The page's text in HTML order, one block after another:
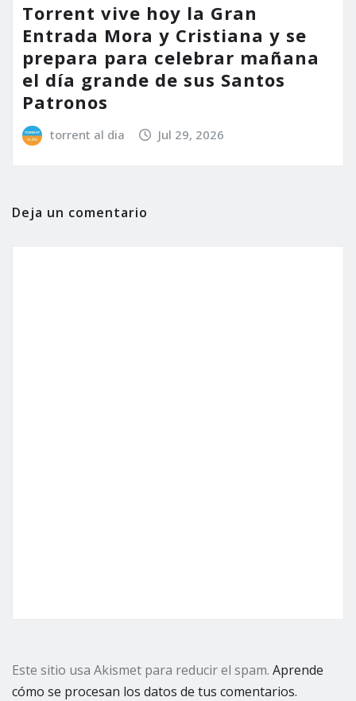
Torrent vive hoy la Gran
Entrada Mora y Cristiana y se
prepara para celebrar mañana
el día grande de sus Santos
Patronos
torrent al dia Jul 29, 2026
Deja un comentario
Este sitio usa Akismet para reducir el spam. Aprende
cómo se procesan los datos de tus comentarios.